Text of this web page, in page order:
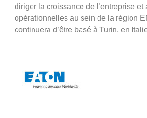
diriger la croissance de l’entreprise et
opérationnelles au sein de la région
continuera d’être basé à Turin, en